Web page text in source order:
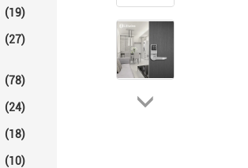
(19)
(27)
(78)
(24)
(18)
(10)